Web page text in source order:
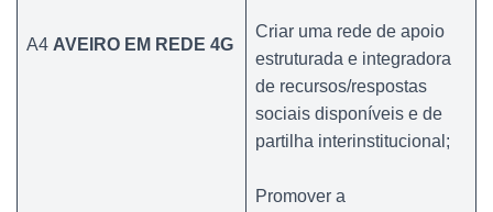
A4 AVEIRO EM REDE 4G
Criar uma rede de apoio
estruturada e integradora
de recursos/respostas
sociais disponíveis e de
partilha interinstitucional;
Promover a